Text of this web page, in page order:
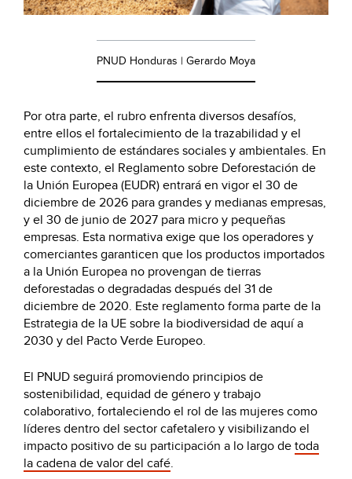
PNUD Honduras | Gerardo Moya
Por otra parte, el rubro enfrenta diversos desafíos,
entre ellos el fortalecimiento de la trazabilidad y el
cumplimiento de estándares sociales y ambientales. En
este contexto, el Reglamento sobre Deforestación de
la Unión Europea (EUDR) entrará en vigor el 30 de
diciembre de 2026 para grandes y medianas empresas,
y el 30 de junio de 2027 para micro y pequeñas
empresas. Esta normativa exige que los operadores y
comerciantes garanticen que los productos importados
a la Unión Europea no provengan de tierras
deforestadas o degradadas después del 31 de
diciembre de 2020. Este reglamento forma parte de la
Estrategia de la UE sobre la biodiversidad de aquí a
2030 y del Pacto Verde Europeo.
El PNUD seguirá promoviendo principios de
sostenibilidad, equidad de género y trabajo
colaborativo, fortaleciendo el rol de las mujeres como
líderes dentro del sector cafetalero y visibilizando el
impacto positivo de su participación a lo largo detoda
la cadena de valor del café.